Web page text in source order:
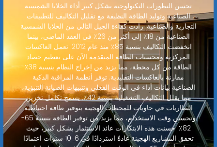
تحسن التطورات التكنولوجية بشكل كبير أداء الخلايا الشمسية
الصناعية وتوليد الطاقة النظيفة مع تقليل التكاليف للتطبيقات
التجارية والصناعية. زادت كفاءة الجيل التالي من الخلايا الشمسية
الصناعية من 18٪ إلى أكثر من 26٪ في العقد الماضي، بينما
انخفضت التكاليف بنسبة 85٪ منذ عام 2012. تعمل العاكسات
المركزية ومحسنات الطاقة المتقدمة الآن على تعظيم حصاد
الطاقة من كل محطة، مما يزيد من إخراج النظام بنسبة 38٪
مقارنة بالعاكسات التقليدية. توفر أنظمة المراقبة الذكية
الصناعية بيانات أداء في الوقت الفعلي وتنبيهات الصيانة التنبؤية،
مما يقلل التكاليف التشغيلية بنسبة 42٪. يسمح تكامل تخزين
البطاريات في حاويات للمحطات الهجينة بتوفير طاقة احتياطية
وتحسين وقت الاستخدام، مما يزيد من توفير الطاقة بنسبة 65-
82٪. حسنت هذه الابتكارات عائد الاستثمار بشكل كبير، حيث
تحقق المشاريع الهجينة عادةً استردادًا في 6-10 سنوات اعتمادًا